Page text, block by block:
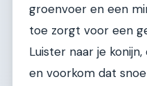
groenvoer en een
toe zorgt voor een
Luister naar je
en voorkom dat